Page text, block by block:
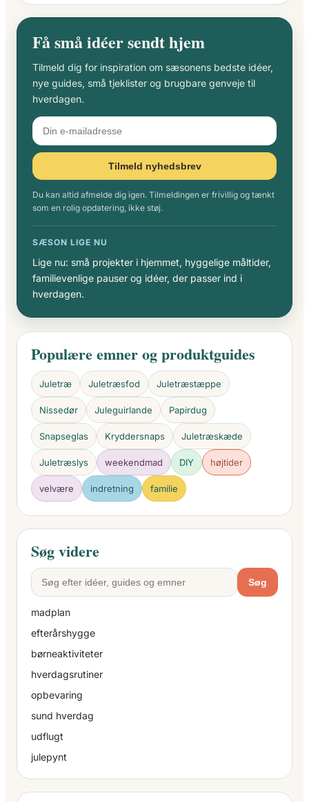
Få små idéer sendt hjem
Tilmeld dig for inspiration om sæsonens bedste idéer,
nye guides, små tjeklister og brugbare genveje til
hverdagen.
Tilmeld nyhedsbrev
Du kan altid afmelde dig igen. Tilmeldingen er frivillig og tænkt
som en rolig opdatering, ikke støj.
SÆSON LIGE NU
Lige nu: små projekter i hjemmet, hyggelige måltider,
familievenlige pauser og idéer, der passer ind i
hverdagen.
Populære emner og produktguides
Juletræ Juletræsfod Juletræstæppe
Nissedør Juleguirlande Papirdug
Snapseglas Kryddersnaps Juletræskæde
Juletræslys weekendmad DIY højtider
velvære indretning familie
Søg videre
Søg
madplan
efterårshygge
børneaktiviteter
hverdagsrutiner
opbevaring
sund hverdag
udflugt
julepynt